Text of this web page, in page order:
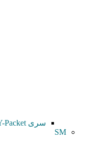
سری Y-Packet
SM